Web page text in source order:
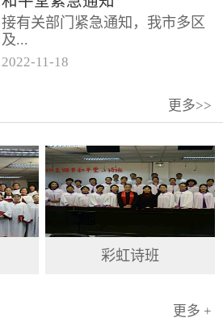
下，先后到访基督教和平堂、深
圳堂。 上午和平堂教...
接有关部门紧急通知，我市多区
及...
况比较复杂。基督教和平堂自11
月19日起，执行实施“双暂停”
2022-11 -18
更多>>
彩虹诗班
更多 +